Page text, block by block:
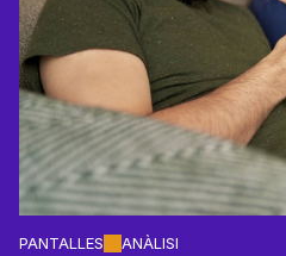
PANTALLES ANÀLISI